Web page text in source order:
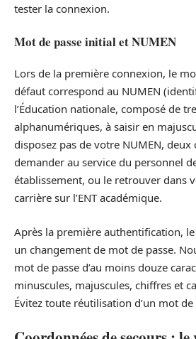
tester la connexion.
Mot de passe initial et NUMEN
Lors de la première connexion, le
défaut correspond au NUMEN
l’Éducation nationale, composé de
alphanumériques, à saisir en
disposez pas de votre NUMEN, deux
demander au service du personnel
établissement, ou le retrouver dans
carrière sur l’ENT académique.
Après la première authentification,
un changement de mot de passe.
mot de passe d’au moins douze
minuscules, majuscules, chiffres et
Évitez toute réutilisation d’un mot